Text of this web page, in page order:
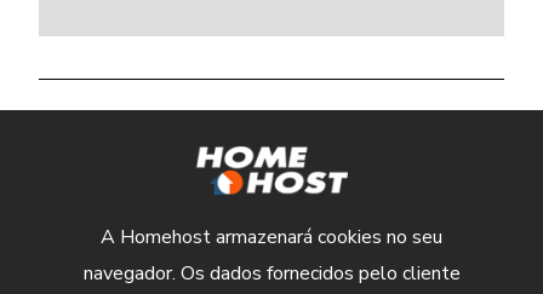
A Homehost armazenará cookies no seu
navegador. Os dados fornecidos pelo cliente